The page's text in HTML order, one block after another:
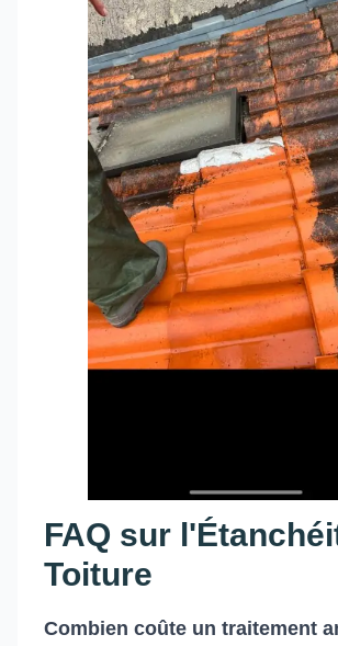
FAQ sur
Toiture
Combien coûte un traitement